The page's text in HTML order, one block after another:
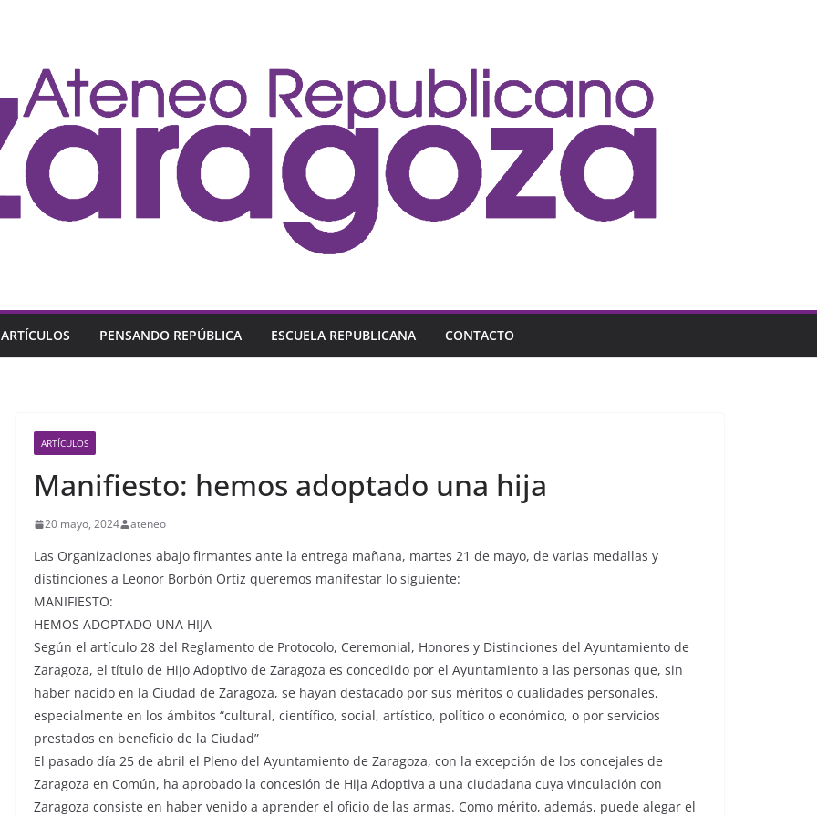
ARTÍCULOS PENSANDO REPÚBLICA ESCUELA REPUBLICANA CONTACTO
ARTÍCULOS
Manifiesto: hemos adoptado una hija
20 mayo, 2024 ateneo
Las Organizaciones abajo firmantes ante la entrega mañana, martes 21 de mayo, de varias medallas y
distinciones a Leonor Borbón Ortiz queremos manifestar lo siguiente:
MANIFIESTO:
HEMOS ADOPTADO UNA HIJA
Según el artículo 28 del Reglamento de Protocolo, Ceremonial, Honores y Distinciones del Ayuntamiento de
Zaragoza, el título de Hijo Adoptivo de Zaragoza es concedido por el Ayuntamiento a las personas que, sin
haber nacido en la Ciudad de Zaragoza, se hayan destacado por sus méritos o cualidades personales,
especialmente en los ámbitos “cultural, científico, social, artístico, político o económico, o por servicios
prestados en beneficio de la Ciudad”
El pasado día 25 de abril el Pleno del Ayuntamiento de Zaragoza, con la excepción de los concejales de
Zaragoza en Común, ha aprobado la concesión de Hija Adoptiva a una ciudadana cuya vinculación con
Zaragoza consiste en haber venido a aprender el oficio de las armas. Como mérito, además, puede alegar el